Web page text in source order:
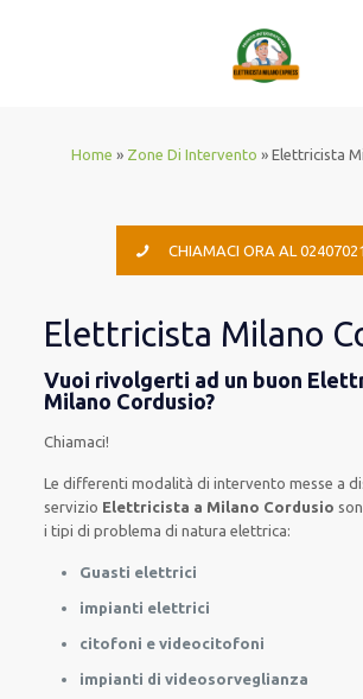
Home » Zone Di Intervento » Elettricista
CHIAMACI ORA AL
Elettricista Milano
Vuoi rivolgerti ad un buon
Milano Cordusio?
Chiamaci!
Ledifferenti modalità diintervento messe a
servizio Elettricista a Milano Cordusio
i tipi di problema di natura elettrica:
Guasti elettrici
impianti elettrici
citofoni e videocitofoni
impianti di videosorveglianza